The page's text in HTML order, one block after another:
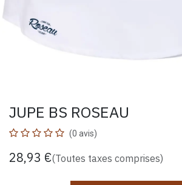
JUPE BS ROSEAU
(0 avis)
28,93 €(Toutes taxes comprises)